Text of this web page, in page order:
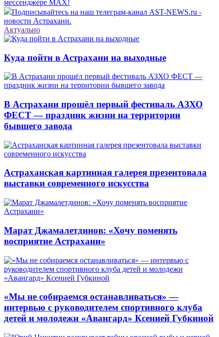
мессенджере MAX!
Подписывайтесь на наш телеграм-канал AST-NEWS.ru -
новости Астрахани.
Актуально
Куда пойти в Астрахани на выходные
В Астрахани прошёл первый фестиваль АЗХО
ФЕСТ — праздник жизни на территории
бывшего завода
Астраханская картинная галерея презентовала
выставки современного искусства
Марат Джамалетдинов: «Хочу поменять
восприятие Астрахани»
«Мы не собираемся останавливаться» —
интервью с руководителем спортивного клуба
детей и молодежи «Авангард» Ксенией Губкиной